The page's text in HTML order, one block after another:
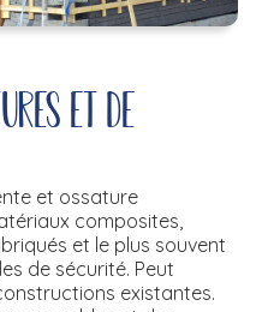
et de
et ossature
composites,
et le plus souvent
de sécurité. Peut
existantes.